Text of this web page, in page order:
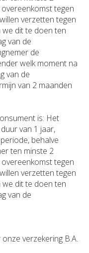
tegen
verzetten tegen
we dit te doen ten
van de
de
welk moment na
van de
van 2 maanden
is: Het
van 1 jaar,
behalve
ten minste 2
tegen
verzetten tegen
we dit te doen ten
van de
verzekering B.A.